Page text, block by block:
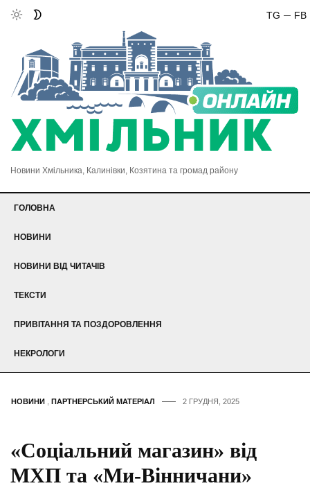
FB
TG
Новини Хмільника, Калинівки, Козятина та громад району
ГОЛОВНА
НОВИНИ
НОВИНИ ВІД ЧИТАЧІВ
ТЕКСТИ
ПРИВІТАННЯ ТА ПОЗДОРОВЛЕННЯ
НЕКРОЛОГИ
НОВИНИ ПАРТНЕРСЬКИЙ МАТЕРІАЛ 2 ГРУДНЯ, 2025
«Соціальний магазин» від
МХП та «Ми-Вінничани»